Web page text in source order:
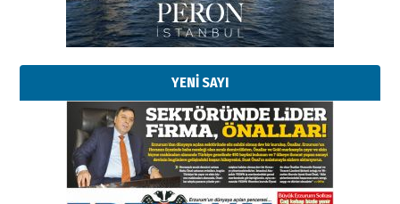
YENİ SAYI